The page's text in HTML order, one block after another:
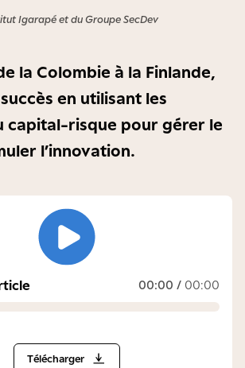
Igarapé et du Groupe SecDev
la Colombie à la Finlande,
en utilisant les
capital-risque pour gérer le
l’innovation.
00:00 / 00:00
Télécharger